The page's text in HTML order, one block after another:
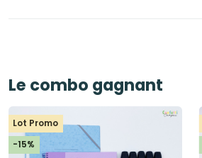
Le combo gagnant
Lot Promo
-15%